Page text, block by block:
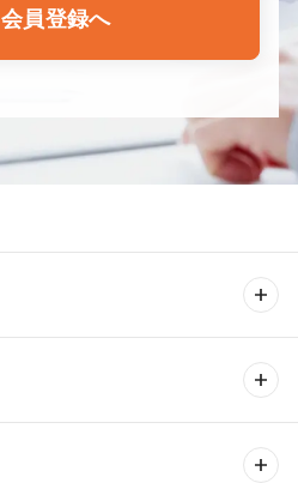
会員登録へ